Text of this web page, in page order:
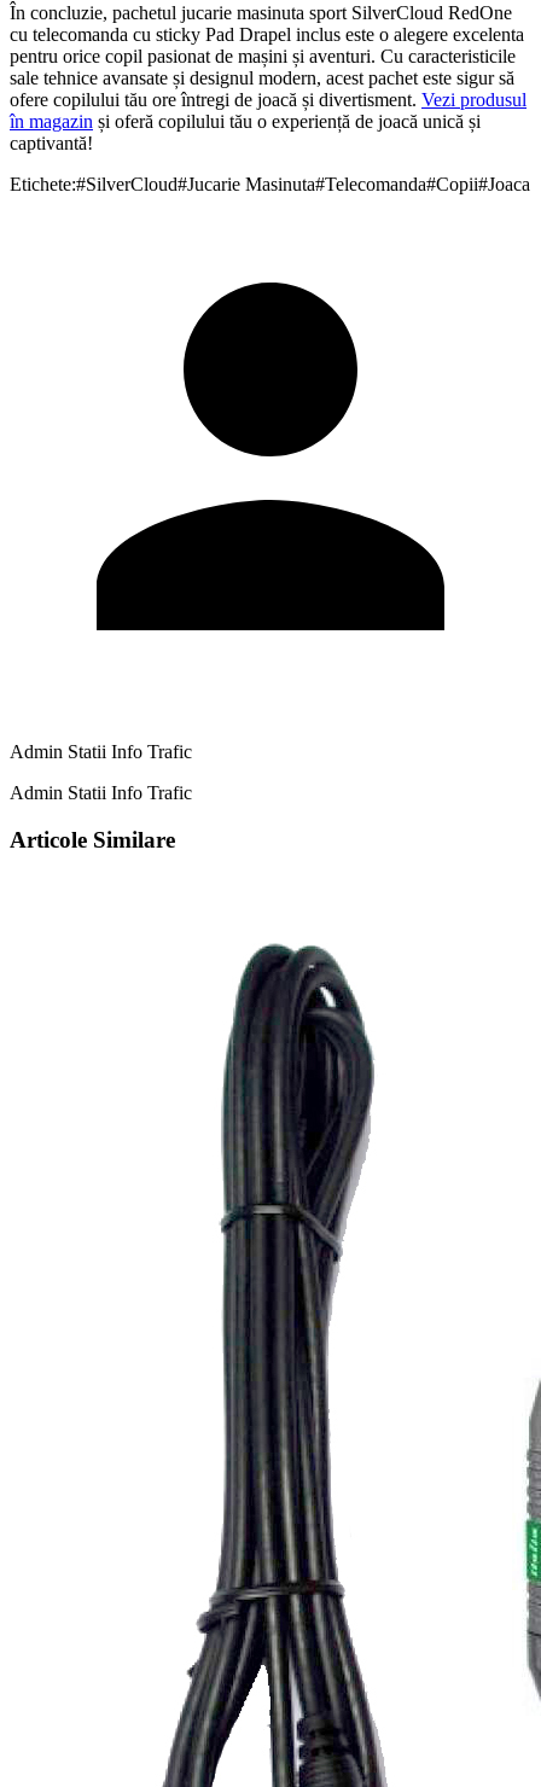
În concluzie, pachetul jucarie masinuta sport SilverCloud RedOne
cu telecomanda cu sticky Pad Drapel inclus este o alegere excelenta
pentru orice copil pasionat de mașini și aventuri. Cu caracteristicile
sale tehnice avansate și designul modern, acest pachet este sigur să
ofere copilului tău ore întregi de joacă și divertisment. Vezi produsul
în magazin și oferă copilului tău o experiență de joacă unică și
captivantă!
Etichete:#SilverCloud#Jucarie Masinuta#Telecomanda#Copii#Joaca
Admin Statii Info Trafic
Admin Statii Info Trafic
Articole Similare